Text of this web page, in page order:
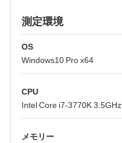
測定環境
OS
Windows10 Pro x64
CPU
Intel Core i7-3770K 3.5GHz
メモリー